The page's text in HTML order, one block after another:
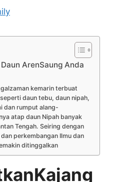
ArenSaung Anda
kemarin terbuat
daun tebu, daun nipah,
dan rumput alang-
atap daun Nipah banyak
Tengah. Seiring dengan
perkembangan Ilmu dan
ditinggalkan